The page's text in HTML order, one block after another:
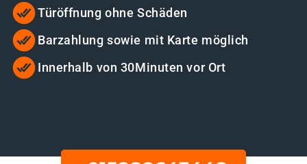
Türöffnung ohne Schäden
Barzahlung sowie mit Karte möglich
Innerhalb von 30Minuten vor Ort